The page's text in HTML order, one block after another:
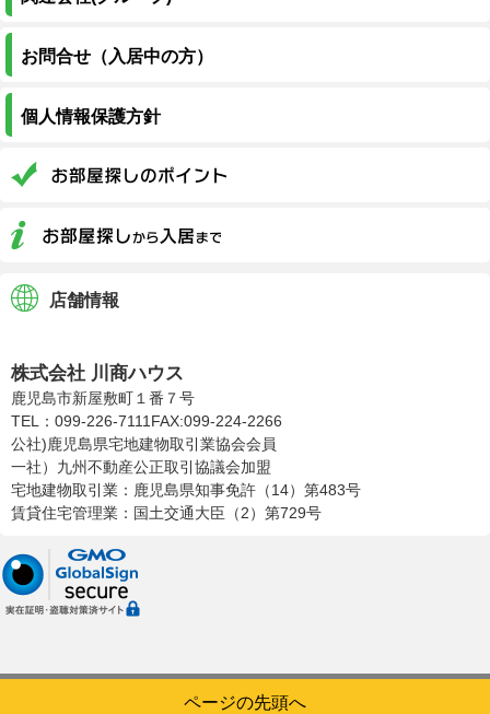
お問合せ（入居中の方）
個人情報保護方針
店舗情報
株式会社 川商ハウス
鹿児島市新屋敷町１番７号
TEL：099-226-7111 FAX:099-224-2266
公社)鹿児島県宅地建物取引業協会会員
一社）九州不動産公正取引協議会加盟
宅地建物取引業：鹿児島県知事免許（14）第483号
賃貸住宅管理業：国土交通大臣（2）第729号
ページの先頭へ